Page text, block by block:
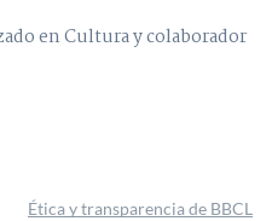
en Cultura y colaborador
Ética y transparencia de BBCL